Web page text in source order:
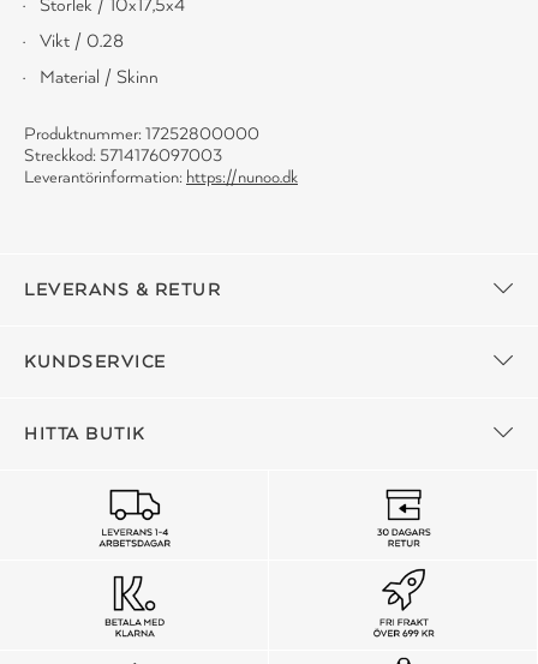
Storlek / 10x17,5x4
Vikt / 0.28
Material / Skinn
Produktnummer: 17252800000
Streckkod: 5714176097003
Leverantörinformation: https://nunoo.dk
LEVERANS & RETUR
KUNDSERVICE
HITTA BUTIK